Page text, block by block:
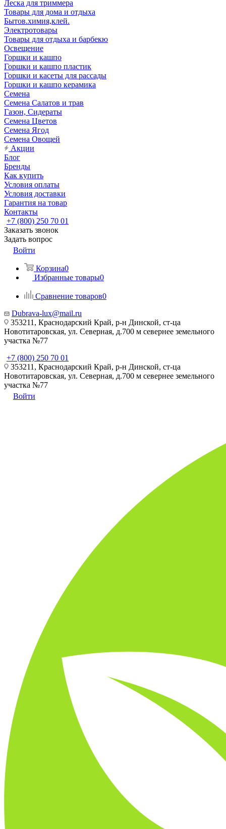
Леска для триммера
Товары для дома и отдыха
Бытов.химия,клей.
Электротовары
Товары для отдыха и барбекю
Освещение
Горшки и кашпо
Горшки и кашпо пластик
Горшки и касеты для рассады
Горшки и кашпо керамика
Семена
Семена Салатов и трав
Газон, Сидераты
Семена Цветов
Семена Ягод
Семена Овощей
Акции
Блог
Бренды
Как купить
Условия оплаты
Условия доставки
Гарантия на товар
Контакты
+7 (800) 250 70 01
Заказать звонок
Задать вопрос
Войти
Корзина0
Избранные товары0
Сравнение товаров0
Dubrava-lux@mail.ru
353211, Краснодарский Край, р-н Динской, ст-ца
Новотитаровская, ул. Северная, д.700 м севернее земельного
участка №77
+7 (800) 250 70 01
353211, Краснодарский Край, р-н Динской, ст-ца
Новотитаровская, ул. Северная, д.700 м севернее земельного
участка №77
Войти